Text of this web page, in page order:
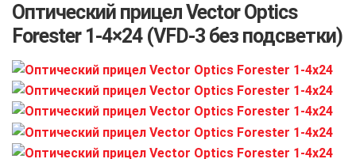
Оптический прицел Vector Optics
Forester 1-4×24 (VFD-3 без подсветки)